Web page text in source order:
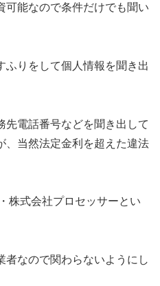
可能なので条件だけでも聞い
ふりをして個人情報を聞き出
先電話番号などを聞き出して
、当然法定金利を超えた違法
株式会社プロセッサーとい
者なので関わらないようにし